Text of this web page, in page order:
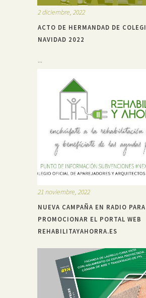
2 diciembre, 2022
ACTO DE HERMANDAD DE
NAVIDAD 2022
...
21 noviembre, 2022
NUEVA CAMPAÑA EN RADIO PARA
PROMOCIONAR EL PORTAL WEB
REHABILITAYAHORRA.ES